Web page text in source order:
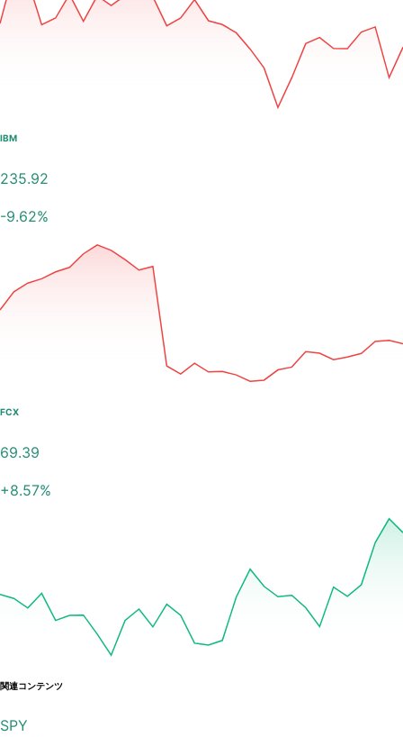
IBM
235.92
-9.62%
FCX
69.39
+8.57%
関連コンテンツ
SPY